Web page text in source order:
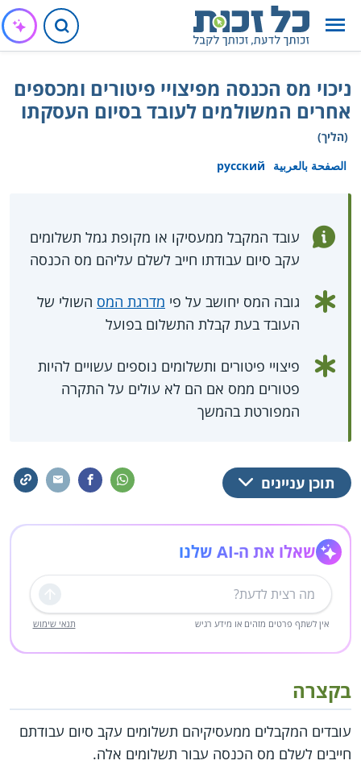
ניכוי מס הכנסה מפיצויי פיטורים ומכספים
אחרים המשולמים לעובד בסיום העסקתו
(הליך)
الصفحة بالعربية
русский
עובד המקבל ממעסיקו או מקופת גמל תשלומים
עקב סיום עבודתו חייב לשלם עליהם מס הכנסה
גובה המס יחושב על פי מדרגת המס השולי של
העובד בעת קבלת התשלום בפועל
פיצויי פיטורים ותשלומים נוספים עשויים להיות
פטורים ממס אם הם לא עולים על התקרה
המפורטת בהמשך
תוכן עניינים
שאלו את ה-AI שלנו
שליחה
אין לשתף פרטים מזהים או מידע רגיש תנאי שימוש
בקצרה
עובדים המקבלים ממעסיקיהם תשלומים עקב סיום עבודתם
חייבים לשלם מס הכנסה עבור תשלומים אלה.